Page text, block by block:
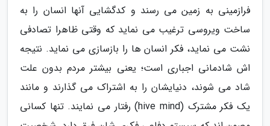
فرازمینی به زمین می رسند و کدگشایی آنها انسان را به
ساخت ویروسی ترغیب می نماید که وقتی ظاهرا تصادفی
نشت می نماید، فکر انسان ها را بازسازی می نماید. نتیجه
اش شادمانی اجباری است؛ یعنی بیشتر مردم بدون علت
شاد می شوند، دنیایشان را به اشتراک می گذارند و مانند
یک فکر مشترک (hive mind) رفتار می نمایند. تنها کسانی